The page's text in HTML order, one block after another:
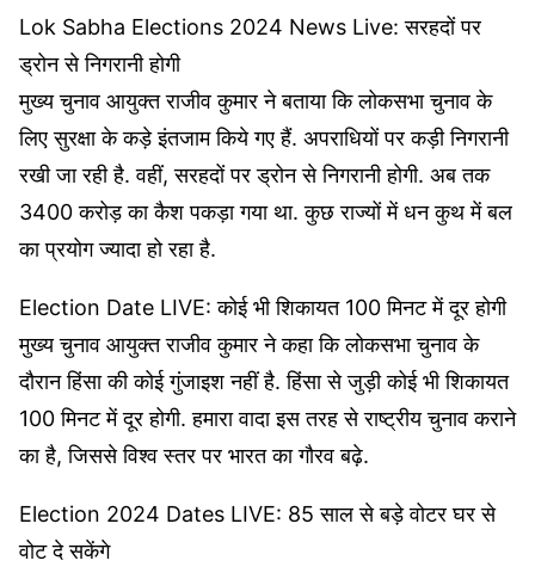
Lok Sabha Elections 2024 News Live: सरहदों पर
ड्रोन से निगरानी होगी
मुख्य चुनाव आयुक्त राजीव कुमार ने बताया कि लोकसभा चुनाव के
लिए सुरक्षा के कड़े इंतजाम किये गए हैं. अपराधियों पर कड़ी निगरानी
रखी जा रही है. वहीं, सरहदों पर ड्रोन से निगरानी होगी. अब तक
3400 करोड़ का कैश पकड़ा गया था. कुछ राज्यों में धन कुथ में बल
का प्रयोग ज्यादा हो रहा है.
Election Date LIVE: कोई भी शिकायत 100 मिनट में दूर होगी
मुख्य चुनाव आयुक्त राजीव कुमार ने कहा कि लोकसभा चुनाव के
दौरान हिंसा की कोई गुंजाइश नहीं है. हिंसा से जुड़ी कोई भी शिकायत
100 मिनट में दूर होगी. हमारा वादा इस तरह से राष्ट्रीय चुनाव कराने
का है, जिससे विश्व स्तर पर भारत का गौरव बढ़े.
Election 2024 Dates LIVE: 85 साल से बड़े वोटर घर से
वोट दे सकेंगे